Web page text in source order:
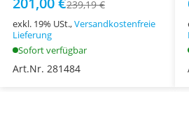
239,19 €
exkl. 19% USt.,Versandkostenfreie
Lieferung
Sofort verfügbar
Art.Nr. 281484